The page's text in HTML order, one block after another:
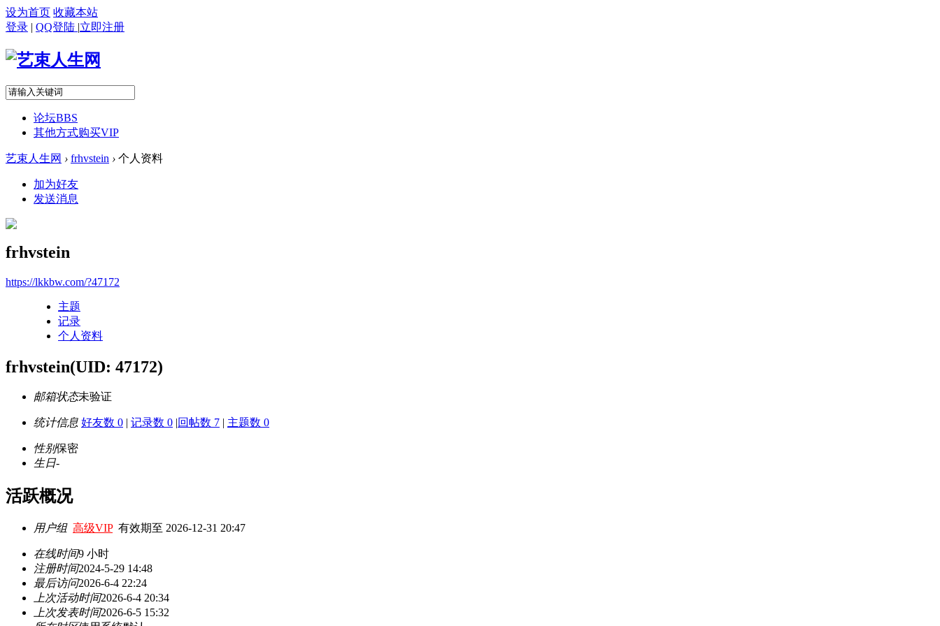
设为首页 收藏本站
登录 | QQ登陆 |立即注册
论坛BBS
其他方式购买VIP
艺束人生网 › frhvstein › 个人资料
加为好友
发送消息
frhvstein
https://lkkbw.com/?47172
主题
记录
个人资料
frhvstein(UID: 47172)
邮箱状态未验证
统计信息 好友数 0 | 记录数 0 |回帖数 7 | 主题数 0
性别保密
生日-
活跃概况
用户组 高级VIP有效期至 2026-12-31 20:47
在线时间9 小时
注册时间2024-5-29 14:48
最后访问2026-6-4 22:24
上次活动时间2026-6-4 20:34
上次发表时间2026-6-5 15:32